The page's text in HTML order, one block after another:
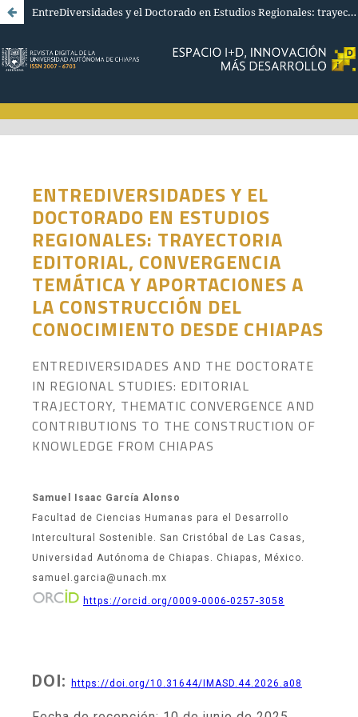
EntreDiversidades y el Doctorado en Estudios Regionales: trayectoria editorial, convergencia temática y aportaciones a la construcción del conocimiento desde Chiapas